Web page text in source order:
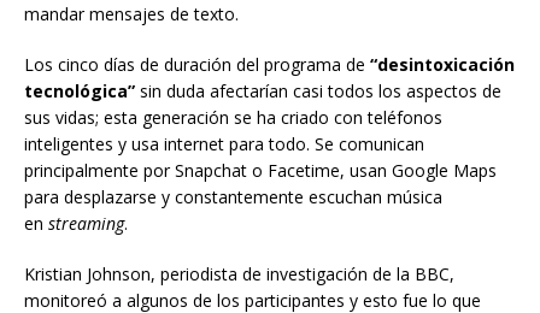
mandar mensajes de texto.
Los cinco días de duración del programa de “desintoxicación
tecnológica” sin duda afectarían casi todos los aspectos de
sus vidas; esta generación se ha criado con teléfonos
inteligentes y usa internet para todo. Se comunican
principalmente por Snapchat o Facetime, usan Google Maps
para desplazarse y constantemente escuchan música
en streaming.
Kristian Johnson, periodista de investigación de la BBC,
monitoreó a algunos de los participantes y esto fue lo que